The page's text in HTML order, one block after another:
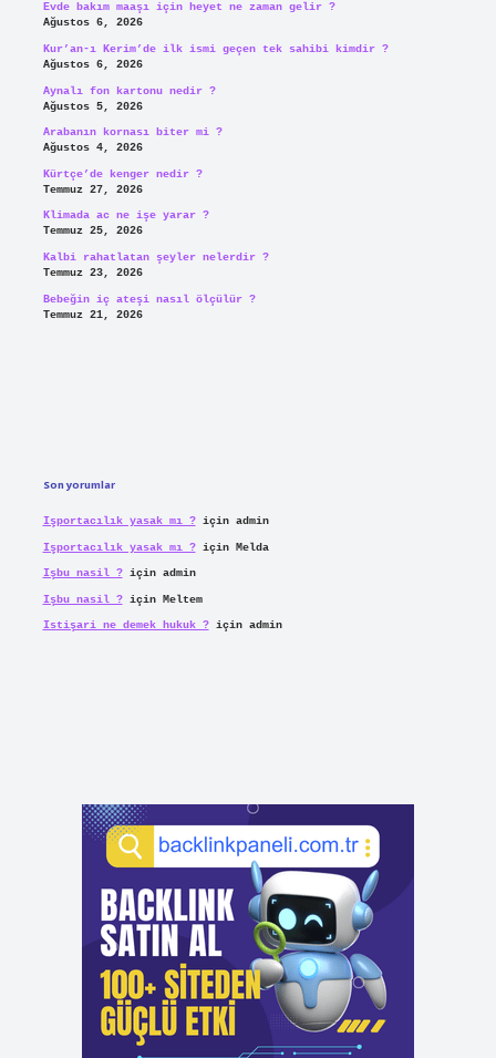
Evde bakım maaşı için heyet ne zaman gelir ?
Ağustos 6, 2026
Kur’an-ı Kerim’de ilk ismi geçen tek sahibi kimdir ?
Ağustos 6, 2026
Aynalı fon kartonu nedir ?
Ağustos 5, 2026
Arabanın kornası biter mi ?
Ağustos 4, 2026
Kürtçe’de kenger nedir ?
Temmuz 27, 2026
Klimada ac ne işe yarar ?
Temmuz 25, 2026
Kalbi rahatlatan şeyler nelerdir ?
Temmuz 23, 2026
Bebeğin iç ateşi nasıl ölçülür ?
Temmuz 21, 2026
Son yorumlar
Işportacılık yasak mı ?için admin
Işportacılık yasak mı ?için Melda
Işbu nasil ?için admin
Işbu nasil ?için Meltem
Istişari ne demek hukuk ?için admin